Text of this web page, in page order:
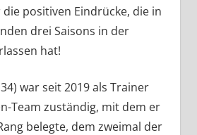
positiven Eindrücke, die in
drei Saisons in der
hat!
war seit 2019 als Trainer
Team zuständig, mit dem er
belegte, dem zweimal der